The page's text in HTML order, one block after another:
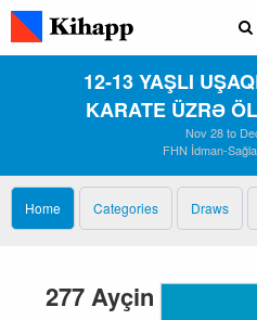
12‑13 YAŞLI
KARATE ÜZRƏ
Nov 28 to
FHN İdman-
Home Categories Draws
277 Ayçin